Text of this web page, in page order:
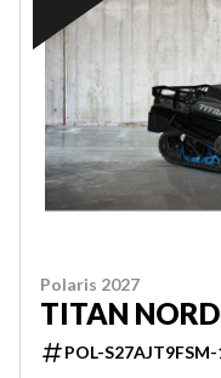
Polaris 2027
TITAN
POL-S27AJT9FSM-